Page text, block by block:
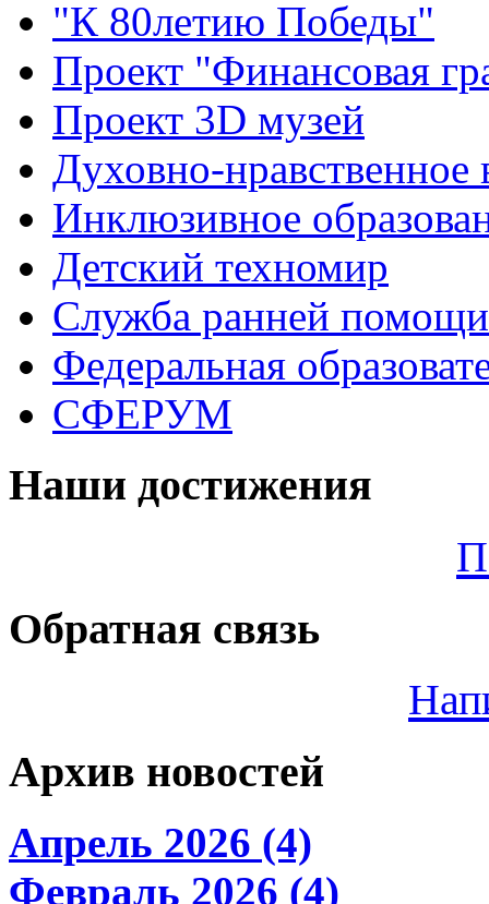
"К 80летию Победы"
Проект "Финансовая
Проект 3D музей
Духовно-нравственное
Инклюзивное
Детский техномир
Служба ранней помощи
Федеральная
СФЕРУМ
Наши достижения
Обратная связь
Архив новостей
Апрель 2026 (4)
Февраль 2026 (4)